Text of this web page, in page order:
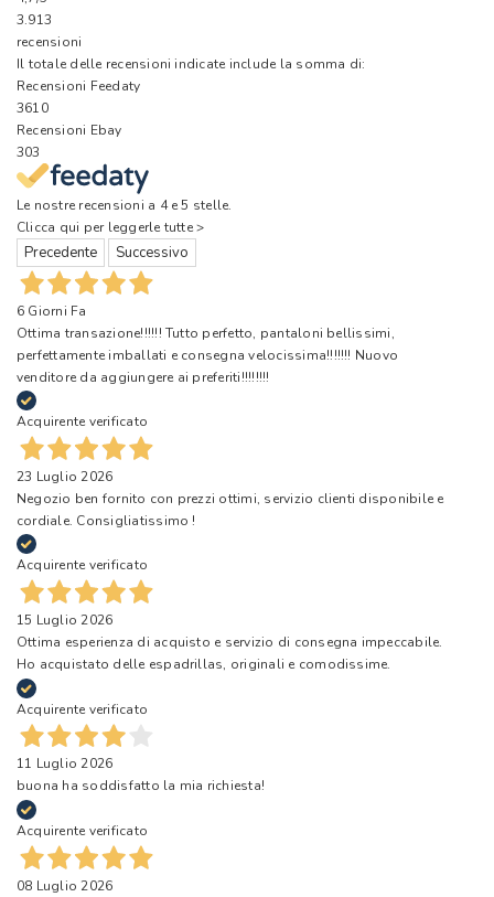
3.913
recensioni
Il totale delle recensioni indicate include la somma di:
Recensioni Feedaty
3610
Recensioni Ebay
303
Le nostre recensioni a 4 e 5 stelle.
Clicca qui per leggerle tutte >
Precedente Successivo
6 Giorni Fa
Ottima transazione!!!!!! Tutto perfetto, pantaloni bellissimi,
perfettamente imballati e consegna velocissima!!!!!!! Nuovo
venditore da aggiungere ai preferiti!!!!!!!!
Acquirente verificato
23 Luglio 2026
Negozio ben fornito con prezzi ottimi, servizio clienti disponibile e
cordiale. Consigliatissimo !
Acquirente verificato
15 Luglio 2026
Ottima esperienza di acquisto e servizio di consegna impeccabile.
Ho acquistato delle espadrillas, originali e comodissime.
Acquirente verificato
11 Luglio 2026
buona ha soddisfatto la mia richiesta!
Acquirente verificato
08 Luglio 2026